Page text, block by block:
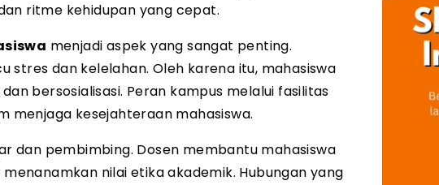
ritme kehidupan yang cepat.
menjadi aspek yang sangat penting.
stres dan kelelahan. Oleh karena itu, mahasiswa
bersosialisasi. Peran kampus melalui fasilitas
menjaga kesejahteraan mahasiswa.
dan pembimbing. Dosen membantu mahasiswa
nilai etika akademik. Hubungan yang